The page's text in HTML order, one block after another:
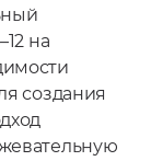
на
создания